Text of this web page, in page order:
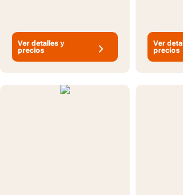
Ver detalles y
precios
Ver
precios